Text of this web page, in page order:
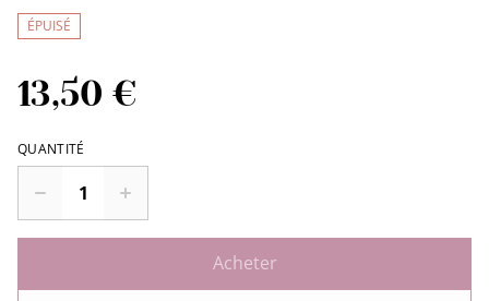
ÉPUISÉ
13,50 €
QUANTITÉ
Acheter